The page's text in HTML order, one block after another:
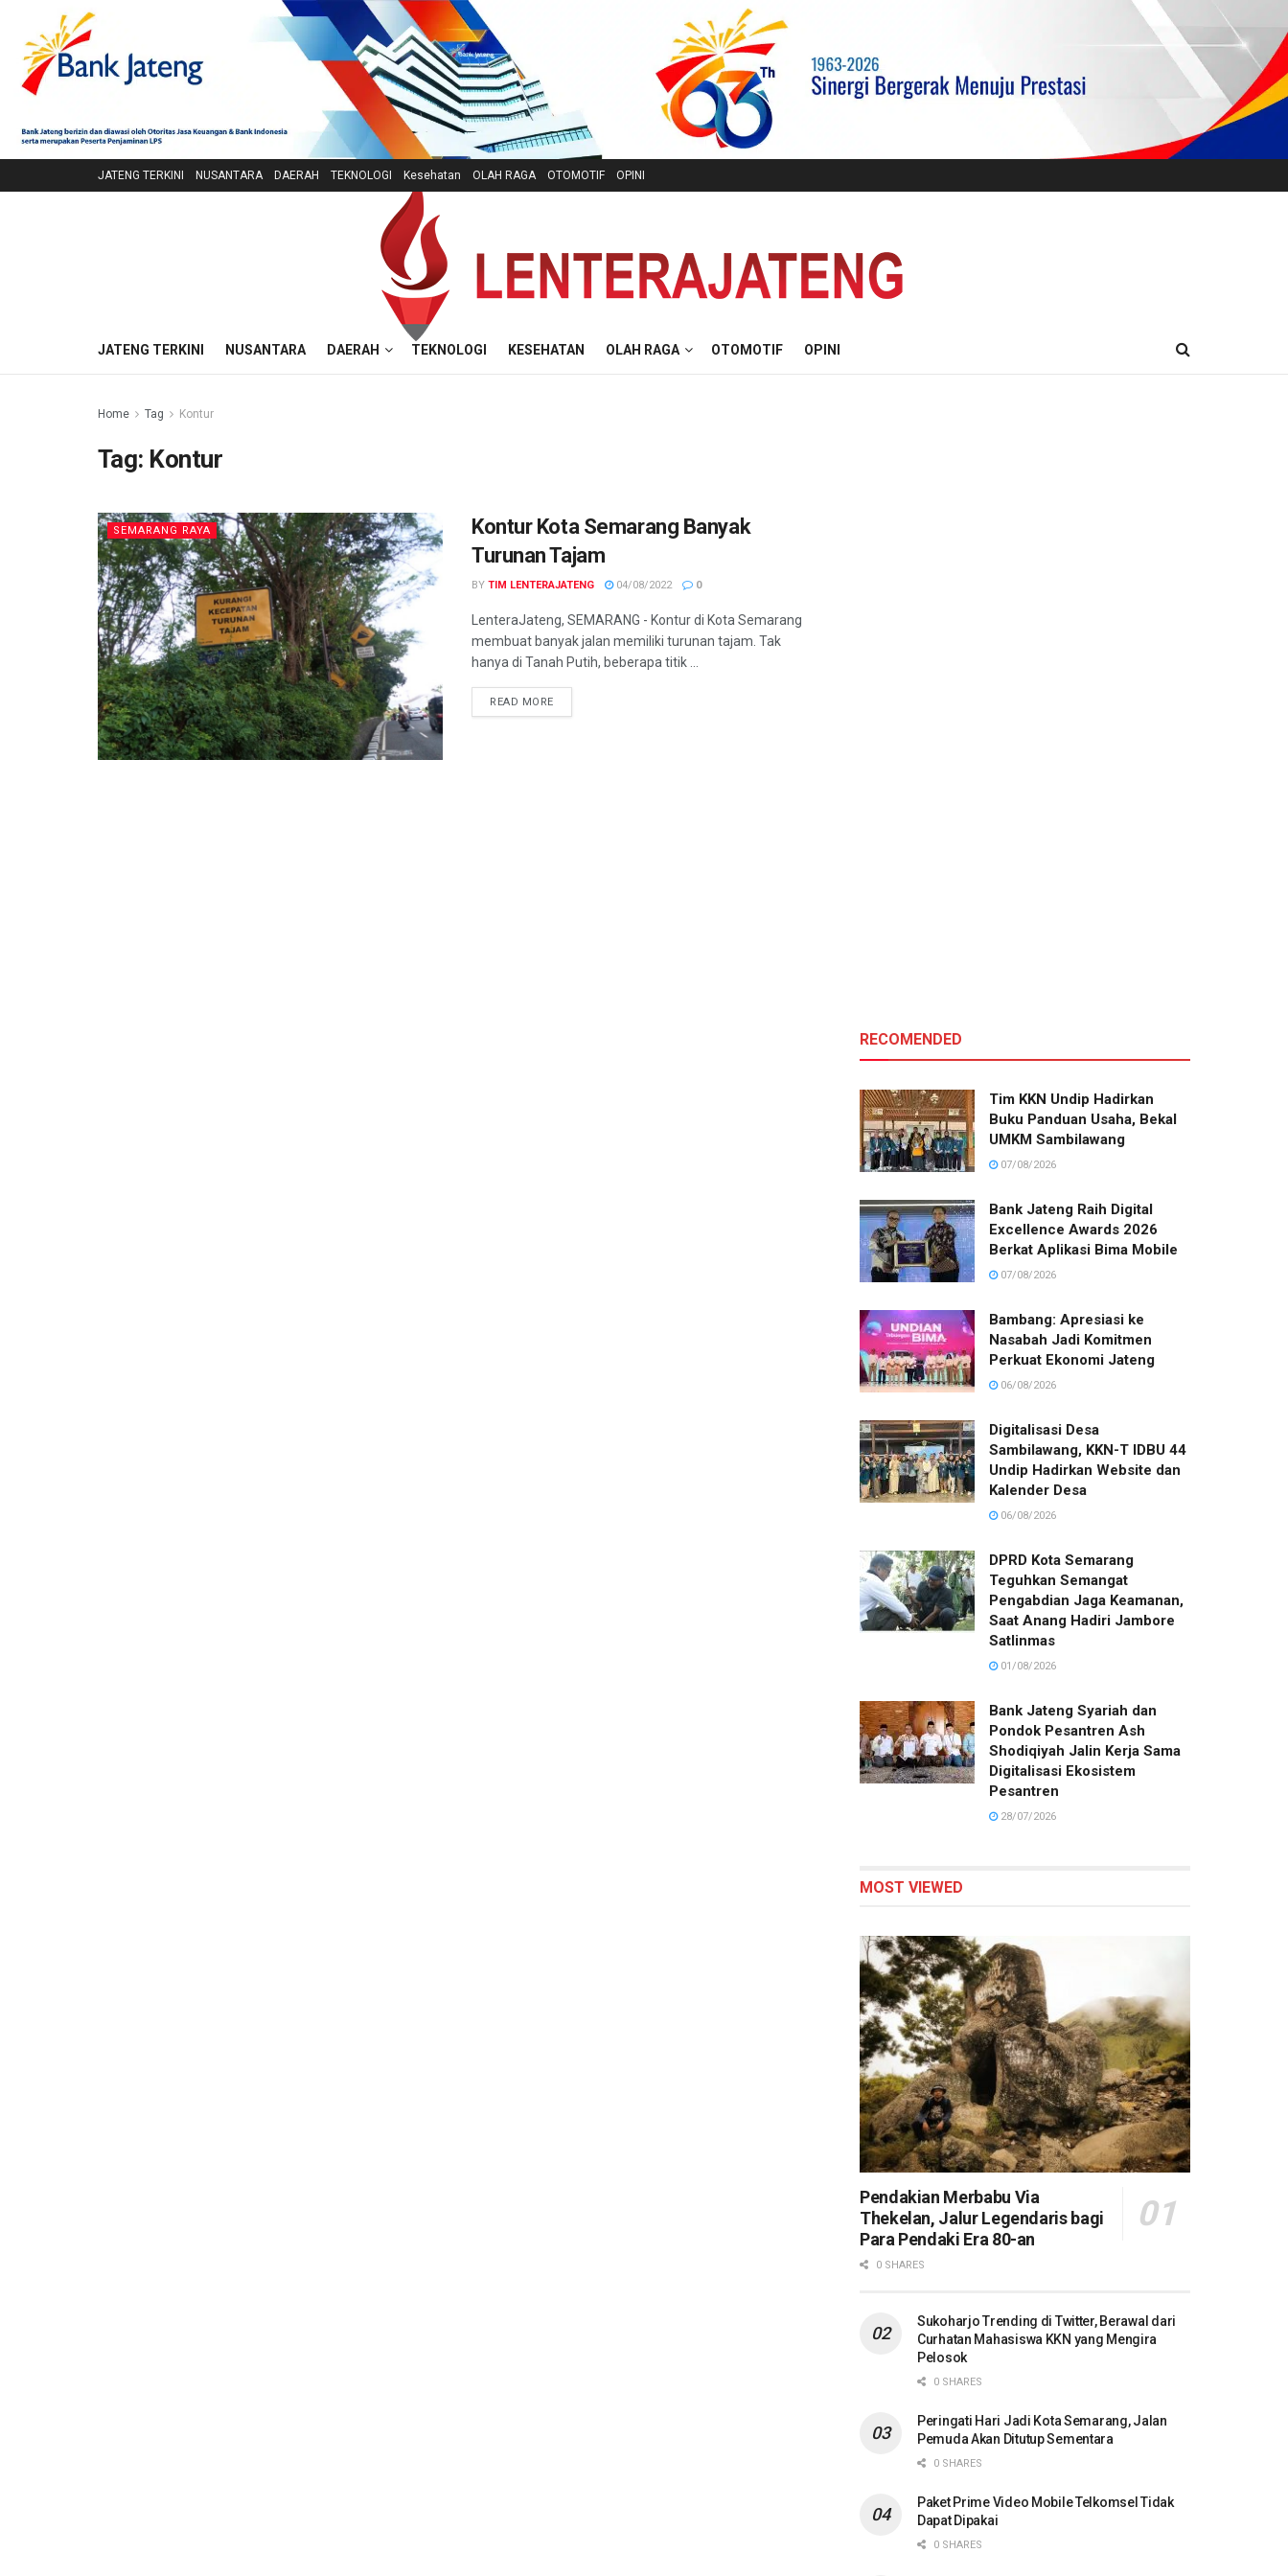
JATENG TERKINI NUSANTARA DAERAH TEKNOLOGI Kesehatan OLAH RAGA OTOMOTIF OPINI
JATENG TERKINI NUSANTARA DAERAH TEKNOLOGI KESEHATAN OLAH RAGA OTOMOTIF OPINI
Home Tag Kontur
Tag: Kontur
SEMARANG RAYA
Kontur Kota Semarang Banyak
Turunan Tajam
BY TIM LENTERAJATENG 04/08/2022 0
LenteraJateng, SEMARANG - Kontur di Kota Semarang
membuat banyak jalan memiliki turunan tajam. Tak
hanya di Tanah Putih, beberapa titik ...
READ MOREDETAILS
RECOMENDED
Tim KKN Undip Hadirkan
Buku Panduan Usaha, Bekal
UMKM Sambilawang
07/08/2026
Bank Jateng Raih Digital
Excellence Awards 2026
Berkat Aplikasi Bima Mobile
07/08/2026
Bambang: Apresiasi ke
Nasabah Jadi Komitmen
Perkuat Ekonomi Jateng
06/08/2026
Digitalisasi Desa
Sambilawang, KKN-T IDBU 44
Undip Hadirkan Website dan
Kalender Desa
06/08/2026
DPRD Kota Semarang
Teguhkan Semangat
Pengabdian Jaga Keamanan,
Saat Anang Hadiri Jambore
Satlinmas
01/08/2026
Bank Jateng Syariah dan
Pondok Pesantren Ash
Shodiqiyah Jalin Kerja Sama
Digitalisasi Ekosistem
Pesantren
28/07/2026
MOST VIEWED
Pendakian Merbabu Via
Thekelan, Jalur Legendaris bagi
Para Pendaki Era 80-an
0 SHARES
Sukoharjo Trending di Twitter, Berawal dari
Curhatan Mahasiswa KKN yang Mengira
Pelosok
0 SHARES
Peringati Hari Jadi Kota Semarang, Jalan
Pemuda Akan Ditutup Sementara
0 SHARES
Paket Prime Video Mobile Telkomsel Tidak
Dapat Dipakai
0 SHARES